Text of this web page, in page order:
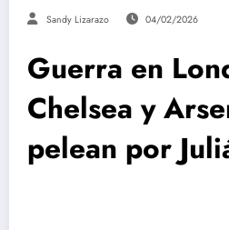
Sandy Lizarazo 04/02/2026
Guerra en
Chelsea y
pelean por